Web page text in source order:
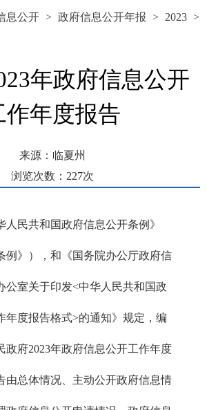
息公开 > 政府信息公开年报 > 2023 >
年政府信息公开
作年度报告
来源：临夏州
浏览次数： 227次
人民共和国政府信息公开条例》
例》），和《国务院办公厅政府信
公室关于印发<中华人民共和国政
年度报告格式>的通知》规定，编
政府2023年政府信息公开工作年度
由总体情况、主动公开政府信息情